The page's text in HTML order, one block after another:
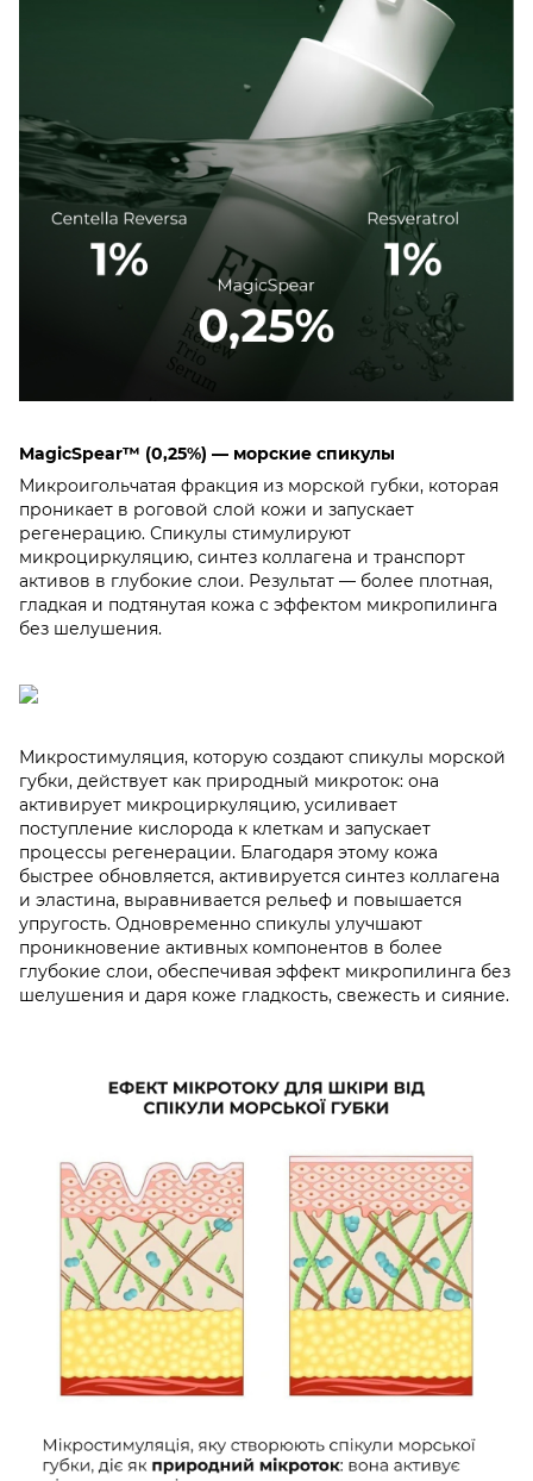
MagicSpear™ (0,25%) — морские спикулы
Микроигольчатая фракция из морской губки, которая
проникает в роговой слой кожи и запускает
регенерацию. Спикулы стимулируют
микроциркуляцию, синтез коллагена и транспорт
активов в глубокие слои. Результат — более плотная,
гладкая и подтянутая кожа с эффектом микропилинга
без шелушения.
Микростимуляция, которую создают спикулы морской
губки, действует как природный микроток: она
активирует микроциркуляцию, усиливает
поступление кислорода к клеткам и запускает
процессы регенерации. Благодаря этому кожа
быстрее обновляется, активируется синтез коллагена
и эластина, выравнивается рельеф и повышается
упругость. Одновременно спикулы улучшают
проникновение активных компонентов в более
глубокие слои, обеспечивая эффект микропилинга без
шелушения и даря коже гладкость, свежесть и сияние.